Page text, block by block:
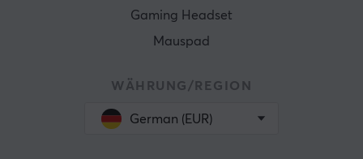
Gaming Headset
Mauspad
WÄHRUNG/REGION
German (EUR)